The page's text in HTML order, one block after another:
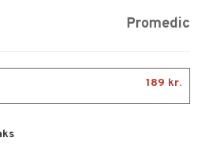
Promedic
189 kr.